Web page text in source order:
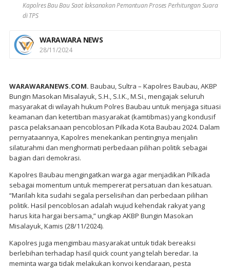
Kapolres Bau Bau Saat laksanakan Pemantuan Proses Perhitungan Suara
di TPS
WARAWARA NEWS
28/11/2024
WARAWARANEWS.COM. Baubau, Sultra – Kapolres Baubau, AKBP
Bungin Masokan Misalayuk, S.H., S.I.K., M.Si., mengajak seluruh
masyarakat di wilayah hukum Polres Baubau untuk menjaga situasi
keamanan dan ketertiban masyarakat (kamtibmas) yang kondusif
pasca pelaksanaan pencoblosan Pilkada Kota Baubau 2024. Dalam
pernyataannya, Kapolres menekankan pentingnya menjalin
silaturahmi dan menghormati perbedaan pilihan politik sebagai
bagian dari demokrasi.
Kapolres Baubau mengingatkan warga agar menjadikan Pilkada
sebagai momentum untuk mempererat persatuan dan kesatuan.
“Marilah kita sudahi segala perselisihan dan perbedaan pilihan
politik. Hasil pencoblosan adalah wujud kehendak rakyat yang
harus kita hargai bersama,” ungkap AKBP Bungin Masokan
Misalayuk, Kamis (28/11/2024).
Kapolres juga mengimbau masyarakat untuk tidak bereaksi
berlebihan terhadap hasil quick count yang telah beredar. Ia
meminta warga tidak melakukan konvoi kendaraan, pesta